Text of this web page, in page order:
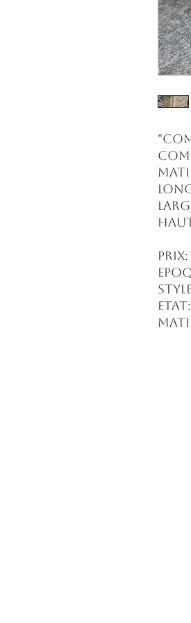
Prix: